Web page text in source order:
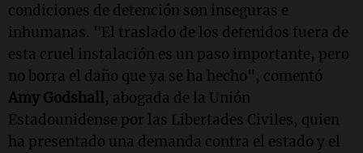
condiciones de detención son inseguras e
inhumanas. "El traslado de los detenidos fuera de
esta cruel instalación es un paso importante, pero
no borra el daño que ya se ha hecho", comentó
Amy Godshall, abogada de la Unión
Estadounidense por las Libertades Civiles, quien
ha presentado una demanda contra el estado y el